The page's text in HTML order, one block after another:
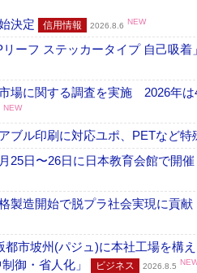
決定 信用情報 2026.8.6 NEW
ーフ ステッカータイプ 自己吸
に関する調査を実施 2026年は
NEW
ブル印刷に対応ユポ、PETなど特
日〜26日に日本教育会館で開
製造開始で脱プラ社会実現に貢
都市坡州(パジュ)に本社工場を
御・省人化」
ビジネス 2026.8.5